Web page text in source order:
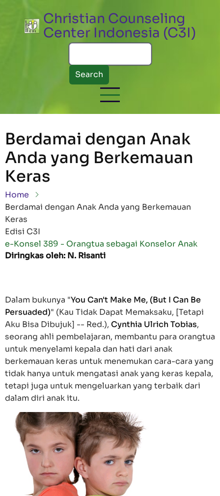
Christian Counseling
Center Indonesia (C3I)
Search
Berdamai dengan Anak
Anda yang Berkemauan
Keras
Breadcrumb
Home
Berdamai dengan Anak Anda yang Berkemauan
Keras
Edisi C3I
e-Konsel 389 - Orangtua sebagai Konselor Anak
Diringkas oleh: N. Risanti
Dalam bukunya "You Can't Make Me, (But I Can Be
Persuaded)" (Kau Tidak Dapat Memaksaku, [Tetapi
Aku Bisa Dibujuk] -- Red.), Cynthia Ulrich Tobias,
seorang ahli pembelajaran, membantu para orangtua
untuk menyelami kepala dan hati dari anak
berkemauan keras untuk menemukan cara-cara yang
tidak hanya untuk mengatasi anak yang keras kepala,
tetapi juga untuk mengeluarkan yang terbaik dari
dalam diri anak itu.